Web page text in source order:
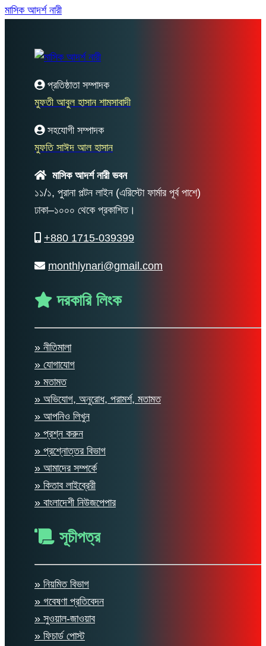
মাসিক আদর্শ নারী
প্রতিষ্ঠাতা সম্পাদক
মুফতী আবুল হাসান শামসাবাদী
সহযোগী সম্পাদক
মুফতি সাঈদ আল হাসান
মাসিক আদর্শ নারী ভবন
১১/১, পুরানা পল্টন লাইন (এরিস্টো ফার্মার পূর্ব পাশে)
ঢাকা–১০০০ থেকে প্রকাশিত।
+880 1715-039399
monthlynari@gmail.com
দরকারি লিংক
» নীতিমালা
» যোগাযোগ
» মতামত
» অভিযোগ, অনুরোধ, পরামর্শ, মতামত
» আপনিও লিখুন
» প্রশ্ন করুন
» প্রশ্নোত্তর বিভাগ
» আমাদের সম্পর্কে
» কিতাব লাইব্রেরী
» বাংলাদেশী নিউজপেপার
সূচীপত্র
» নিয়মিত বিভাগ
» গবেষণা প্রতিবেদন
» সুওয়াল-জাওয়াব
» ফিচার্ড পোস্ট